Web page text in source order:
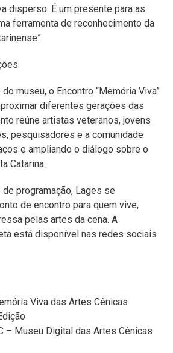
disperso. É um presente para as
ferramenta de reconhecimento da
museu, o Encontro “Memória Viva”
diferentes gerações das
reúne artistas veteranos, jovens
pesquisadores e a comunidade
e ampliando o diálogo sobre o
Catarina.
programação, Lages se
de encontro para quem vive,
pelas artes da cena. A
está disponível nas redes sociais
Viva das Artes Cênicas
– Museu Digital das Artes Cênicas